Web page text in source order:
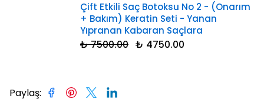
Çift Etkili Saç Botoksu No 2 - (Onarım
+ Bakım) Keratin Seti - Yanan
Yıpranan Kabaran Saçlara
₺ 7500.00 ₺ 4750.00
Paylaş: